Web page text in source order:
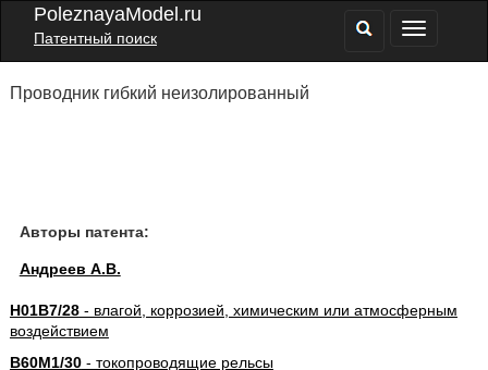
PoleznayaModel.ru
Патентный поиск
Проводник гибкий неизолированный
Авторы патента:
Андреев А.В.
H01B7/28- влагой, коррозией, химическим или атмосферным
воздействием
B60M1/30- токопроводящие рельсы